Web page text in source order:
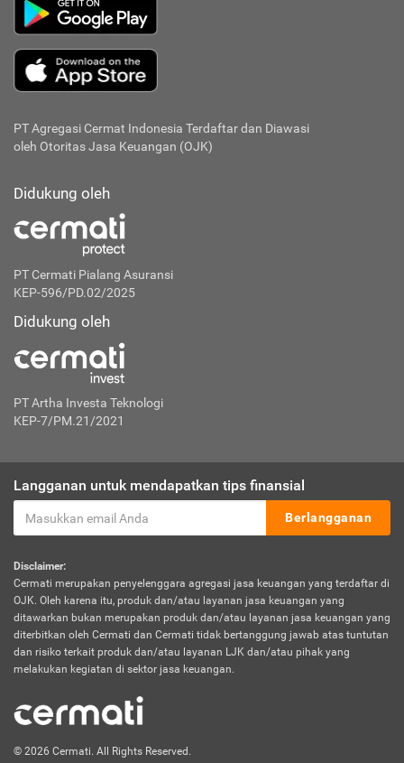
PT Agregasi Cermat Indonesia Terdaftar dan Diawasi
oleh Otoritas Jasa Keuangan (OJK)
Didukung oleh
PT Cermati Pialang Asuransi
KEP-596/PD.02/2025
Didukung oleh
PT Artha Investa Teknologi
KEP-7/PM.21/2021
Langganan untuk mendapatkan tips finansial
Berlangganan
Disclaimer:
Cermati merupakan penyelenggara agregasi jasa keuangan yang terdaftar di
OJK. Oleh karena itu, produk dan/atau layanan jasa keuangan yang
ditawarkan bukan merupakan produk dan/atau layanan jasa keuangan yang
diterbitkan oleh Cermati dan Cermati tidak bertanggung jawab atas tuntutan
dan risiko terkait produk dan/atau layanan LJK dan/atau pihak yang
melakukan kegiatan di sektor jasa keuangan.
© 2026 Cermati. All Rights Reserved.